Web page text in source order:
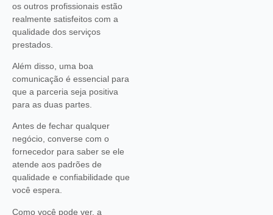
os outros profissionais estão
realmente satisfeitos com a
qualidade dos serviços
prestados.
Além disso, uma boa
comunicação é essencial para
que a parceria seja positiva
para as duas partes.
Antes de fechar qualquer
negócio, converse com o
fornecedor para saber se ele
atende aos padrões de
qualidade e confiabilidade que
você espera.
Como você pode ver, a